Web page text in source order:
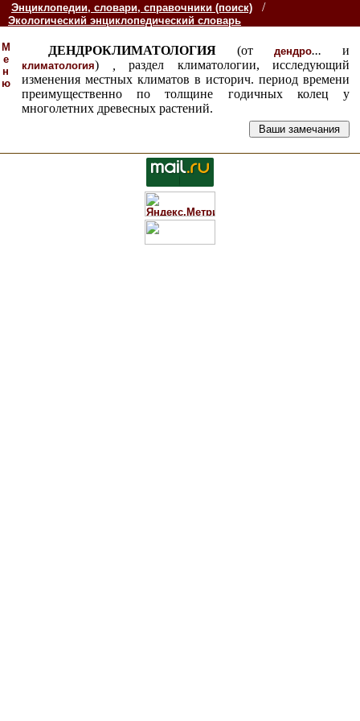
Энциклопедии, словари, справочники (поиск) /
Экологический энциклопедический словарь
М
е
н
ю
ДЕНДРОКЛИМАТОЛОГИЯ(отдендро... и
климатология)
раздел климатологии, исследующий
изменения местных климатов в историч. период времени
преимущественно по толщине годичных колец у
многолетних древесных растений.